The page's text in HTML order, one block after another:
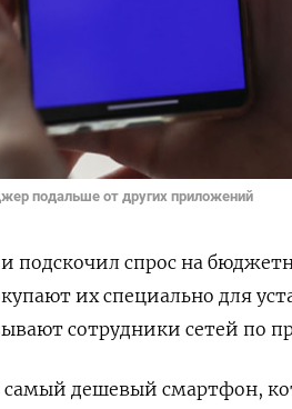
подальше от других приложений
подскочил спрос на
их специально для
сотрудники сетей по
самый дешевый смартфон,